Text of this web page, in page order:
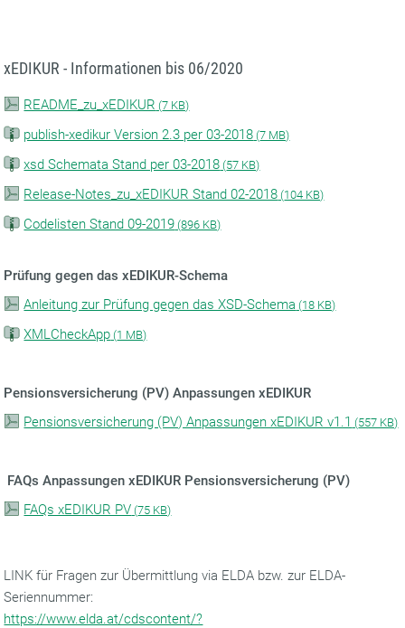
xEDIKUR - Informationen bis 06/2020
README_zu_xEDIKUR (7 KB)
publish-xedikur Version 2.3 per 03-2018 (7 MB)
xsd Schemata Stand per 03-2018 (57 KB)
Release-Notes_zu_xEDIKUR Stand 02-2018 (104 KB)
Codelisten Stand 09-2019 (896 KB)
Prüfung gegen das xEDIKUR-Schema
Anleitung zur Prüfung gegen das XSD-Schema (18 KB)
XMLCheckApp (1 MB)
Pensionsversicherung (PV) Anpassungen xEDIKUR
Pensionsversicherung (PV) Anpassungen xEDIKUR v1.1 (557 KB)
FAQs Anpassungen xEDIKUR Pensionsversicherung (PV)
FAQs xEDIKUR PV (75 KB)
LINK für Fragen zur Übermittlung via ELDA bzw. zur ELDA-
Seriennummer:
https://www.elda.at/cdscontent/?